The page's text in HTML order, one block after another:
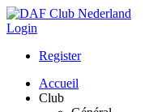
Login
Register
Accueil
Club